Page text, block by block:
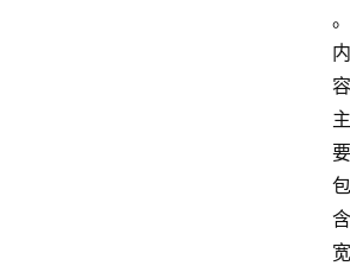
。
内
容
主
要
包
含
宽